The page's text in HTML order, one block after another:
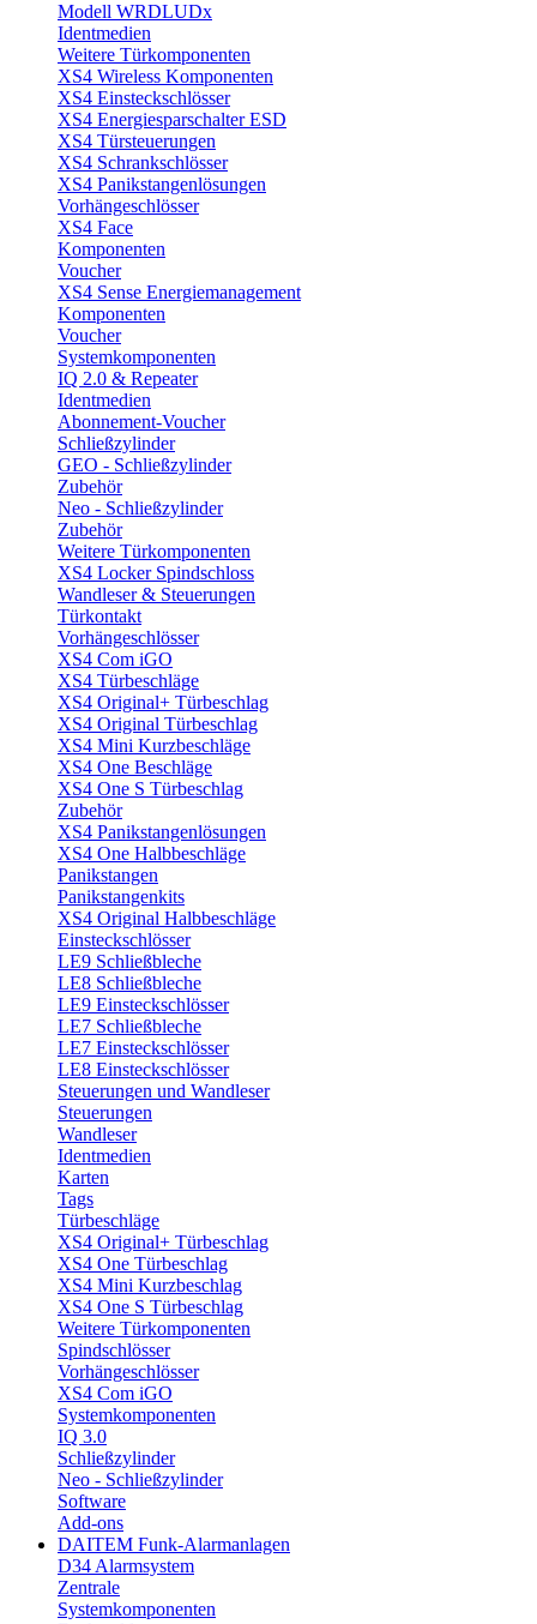
Modell WRDLUDx
Identmedien
Weitere Türkomponenten
XS4 Wireless Komponenten
XS4 Einsteckschlösser
XS4 Energiesparschalter ESD
XS4 Türsteuerungen
XS4 Schrankschlösser
XS4 Panikstangenlösungen
Vorhängeschlösser
XS4 Face
Komponenten
Voucher
XS4 Sense Energiemanagement
Komponenten
Voucher
Systemkomponenten
IQ 2.0 & Repeater
Identmedien
Abonnement-Voucher
Schließzylinder
GEO - Schließzylinder
Zubehör
Neo - Schließzylinder
Zubehör
Weitere Türkomponenten
XS4 Locker Spindschloss
Wandleser & Steuerungen
Türkontakt
Vorhängeschlösser
XS4 Com iGO
XS4 Türbeschläge
XS4 Original+ Türbeschlag
XS4 Original Türbeschlag
XS4 Mini Kurzbeschläge
XS4 One Beschläge
XS4 One S Türbeschlag
Zubehör
XS4 Panikstangenlösungen
XS4 One Halbbeschläge
Panikstangen
Panikstangenkits
XS4 Original Halbbeschläge
Einsteckschlösser
LE9 Schließbleche
LE8 Schließbleche
LE9 Einsteckschlösser
LE7 Schließbleche
LE7 Einsteckschlösser
LE8 Einsteckschlösser
Steuerungen und Wandleser
Steuerungen
Wandleser
Identmedien
Karten
Tags
Türbeschläge
XS4 Original+ Türbeschlag
XS4 One Türbeschlag
XS4 Mini Kurzbeschlag
XS4 One S Türbeschlag
Weitere Türkomponenten
Spindschlösser
Vorhängeschlösser
XS4 Com iGO
Systemkomponenten
IQ 3.0
Schließzylinder
Neo - Schließzylinder
Software
Add-ons
DAITEM Funk-Alarmanlagen
D34 Alarmsystem
Zentrale
Systemkomponenten